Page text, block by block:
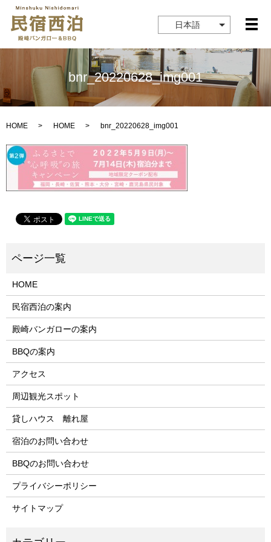
日本語 メ
bnr_20220628_img001
HOME HOME bnr_20220628_img001
HOME
民宿西泊の案内
殿崎バンガローの案内
BBQの案内
アクセス
周辺観光スポット
貸しハウス 離れ屋
宿泊のお問い合わせ
BBQのお問い合わせ
プライバシーポリシー
サイトマップ